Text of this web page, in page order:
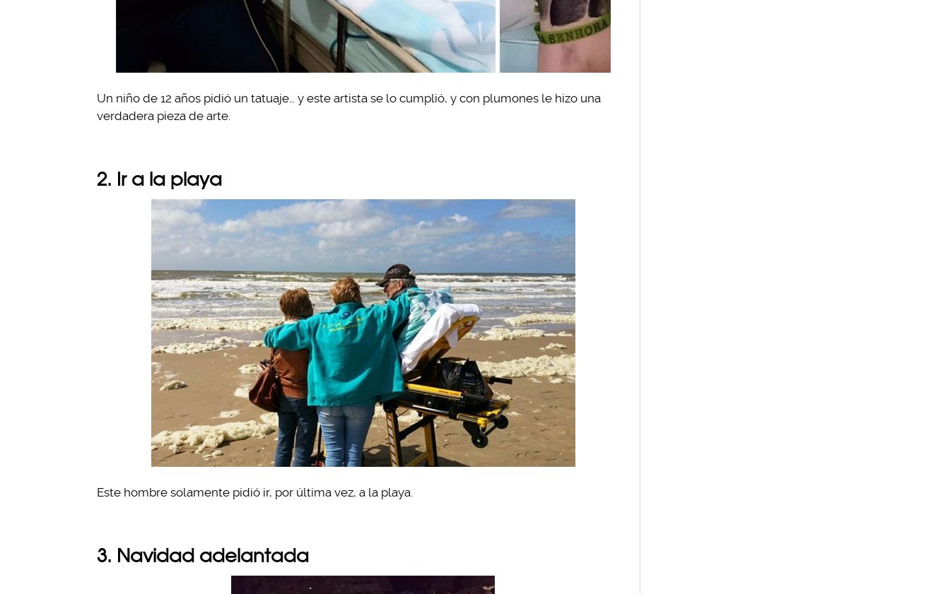
Un niño de 12 años pidió un tatuaje… y este artista se lo cumplió, y con plumones le hizo una
verdadera pieza de arte.
2. Ir a la playa
Este hombre solamente pidió ir, por última vez, a la playa.
3. Navidad adelantada